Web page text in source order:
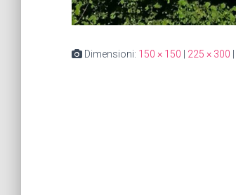
Dimensioni: 150 × 150 225 × 300